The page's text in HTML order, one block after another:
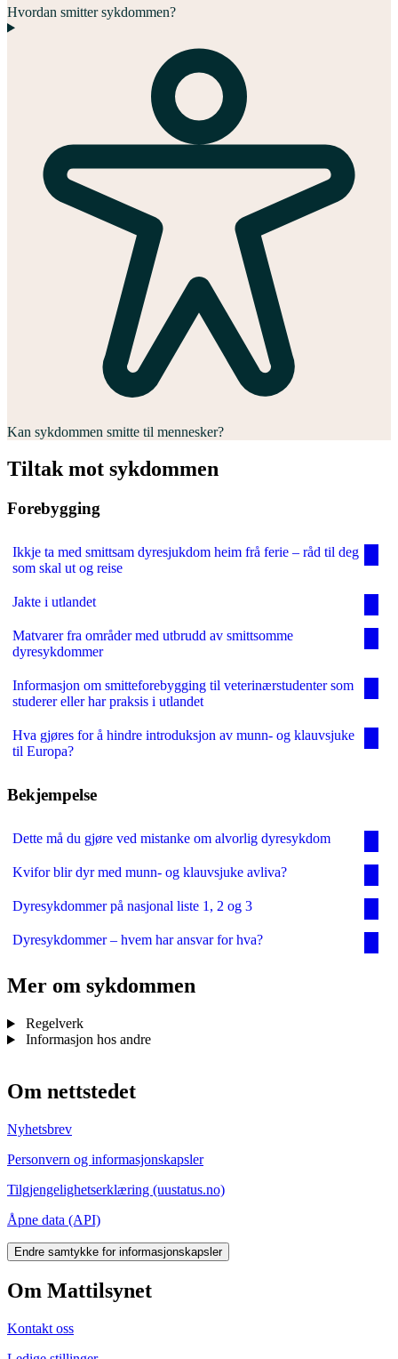
Hvordan smitter sykdommen?
Kan sykdommen smitte til mennesker?
Tiltak mot sykdommen
Forebygging
Ikkje ta med smittsam dyresjukdom heim frå ferie – råd til deg
som skal ut og reise
Jakte i utlandet
Matvarer fra områder med utbrudd av smittsomme
dyresykdommer
Informasjon om smitteforebygging til veterinærstudenter som
studerer eller har praksis i utlandet
Hva gjøres for å hindre introduksjon av munn- og klauvsjuke
til Europa?
Bekjempelse
Dette må du gjøre ved mistanke om alvorlig dyresykdom
Kvifor blir dyr med munn- og klauvsjuke avliva?
Dyresykdommer på nasjonal liste 1, 2 og 3
Dyresykdommer – hvem har ansvar for hva?
Mer om sykdommen
Regelverk
Informasjon hos andre
Om nettstedet
Nyhetsbrev
Personvern og informasjonskapsler
Tilgjengelighetserklæring (uustatus.no)
Åpne data (API)
Endre samtykke for informasjonskapsler
Om Mattilsynet
Kontakt oss